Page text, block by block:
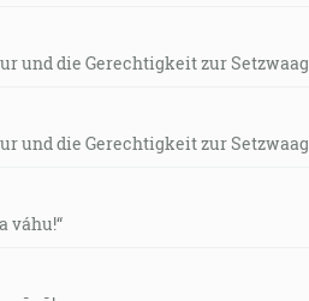
und die Gerechtigkeit zur
und die Gerechtigkeit zur
váhu!“